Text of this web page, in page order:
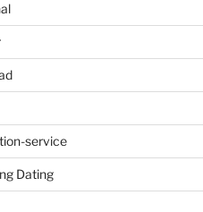
service
Dating